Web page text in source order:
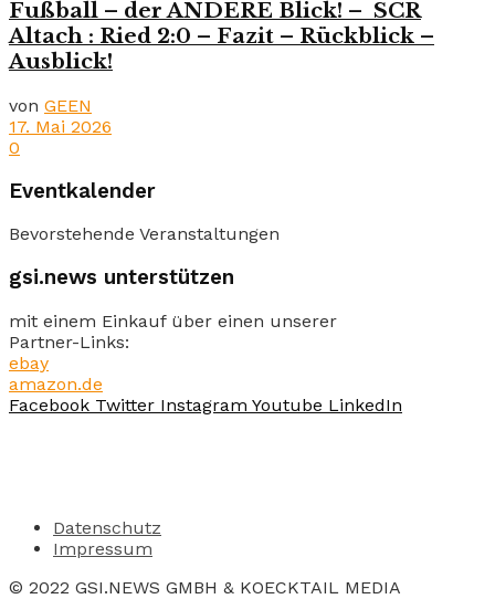
Fußball – der ANDERE Blick! – SCR
Altach : Ried 2:0 – Fazit – Rückblick –
Ausblick!
von GEEN
17. Mai 2026
0
Eventkalender
Bevorstehende Veranstaltungen
gsi.news unterstützen
mit einem Einkauf über einen unserer
Partner-Links:
ebay
amazon.de
Facebook Twitter Instagram Youtube LinkedIn
Datenschutz
Impressum
© 2022 GSI.NEWS GMBH & KOECKTAIL MEDIA